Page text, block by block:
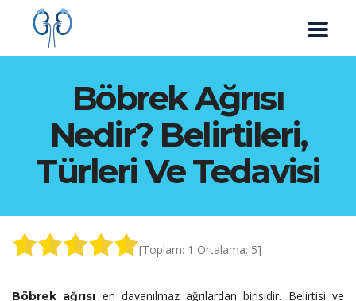
Böbrek Ağrısı
Nedir? Belirtileri,
Türleri Ve Tedavisi
[Toplam: 1 Ortalama: 5]
Böbrek ağrısı en dayanılmaz ağrılardan birisidir. Belirtisi ve